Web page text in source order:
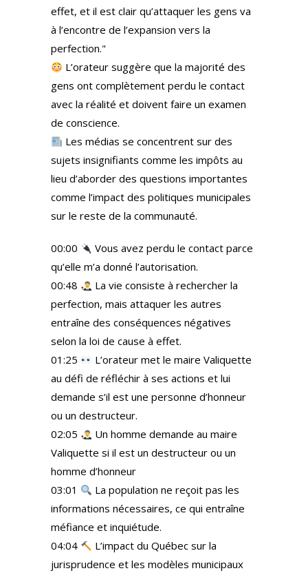
effet, et il est clair qu’attaquer les gens va
à l’encontre de l’expansion vers la
perfection."
L’orateur suggère que la majorité des
gens ont complètement perdu le contact
avec la réalité et doivent faire un examen
de conscience.
Les médias se concentrent sur des
sujets insignifiants comme les impôts au
lieu d’aborder des questions importantes
comme l’impact des politiques municipales
sur le reste de la communauté.
00:00
Vous avez perdu le contact parce
qu’elle m’a donné l’autorisation.
00:48
La vie consiste à rechercher la
perfection, mais attaquer les autres
entraîne des conséquences négatives
selon la loi de cause à effet.
01:25
L’orateur met le maire Valiquette
au défi de réfléchir à ses actions et lui
demande s’il est une personne d’honneur
ou un destructeur.
02:05
Un homme demande au maire
Valiquette si il est un destructeur ou un
homme d’honneur
03:01
La population ne reçoit pas les
informations nécessaires, ce qui entraîne
méfiance et inquiétude.
04:04
L’impact du Québec sur la
jurisprudence et les modèles municipaux